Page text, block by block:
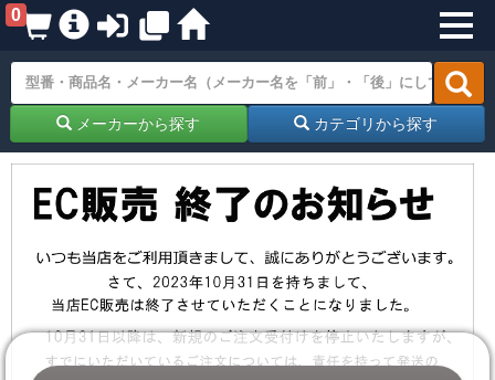
0
メーカーから探す カテゴリから探す